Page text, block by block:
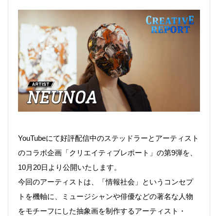
YouTubeにて好評配信中のステッドラーとアーティスト
のコラボ企画「クリエイティブレポート」の第9弾を、
10月20日より公開いたします。
今回のアーティストは、「情報社会」というコンセプ
トを機軸に、ミュージシャンや俳優などの著名な人物
をモチーフにした抽象画を制作するアーティスト・